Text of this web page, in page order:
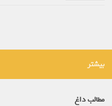
بیشتر
مطالب داغ